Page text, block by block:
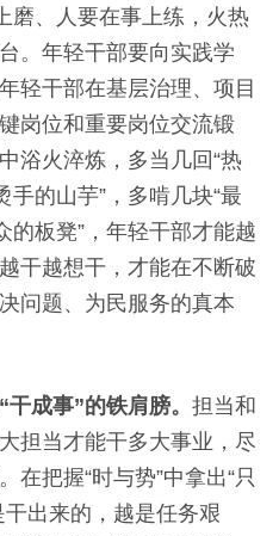
磨、人要在事上练，火热
。年轻干部要向实践学
轻干部在基层治理、项目
岗位和重要岗位交流锻
浴火淬炼，多当几回“热
手的山芋”，多啃几块“最
的板凳”，年轻干部才能越
干越想干，才能在不断破
问题、为民服务的真本
成事”的铁肩膀。 担当和
担当才能干多大事业，尽
在把握“时与势”中拿出“只
出来的，越是任务艰